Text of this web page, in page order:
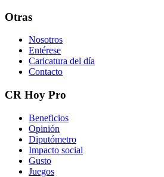
Otras
Nosotros
Entérese
Caricatura del día
Contacto
CR Hoy Pro
Beneficios
Opinión
Diputómetro
Impacto social
Gusto
Juegos